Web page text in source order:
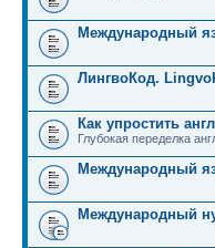
Международный
ЛингвоКод.
Как упростить
Глубокая переделка
Международный
Международный